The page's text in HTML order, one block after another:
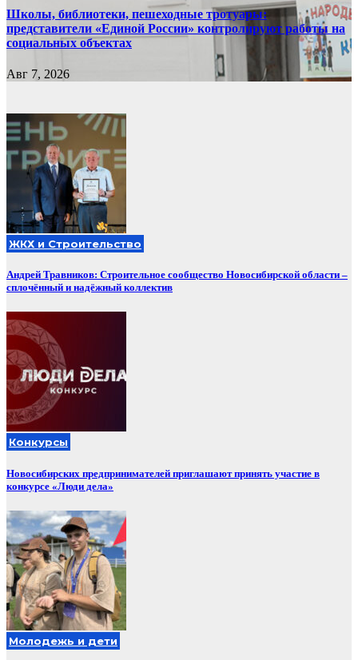
Школы, библиотеки, пешеходные тротуары:
представители «Единой России» контролируют работы на
социальных объектах
Авг 7, 2026
ЖКХ и Строительство
Андрей Травников: Строительное сообщество Новосибирской области –
сплочённый и надёжный коллектив
Конкурсы
Новосибирских предпринимателей приглашают принять участие в
конкурсе «Люди дела»
Молодежь и дети